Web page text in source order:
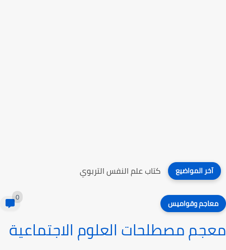
آخر المواضيع كتاب علم النفس التربوي
معاجم وقواميس 0
معجم مصطلحات العلوم الاجتماعية